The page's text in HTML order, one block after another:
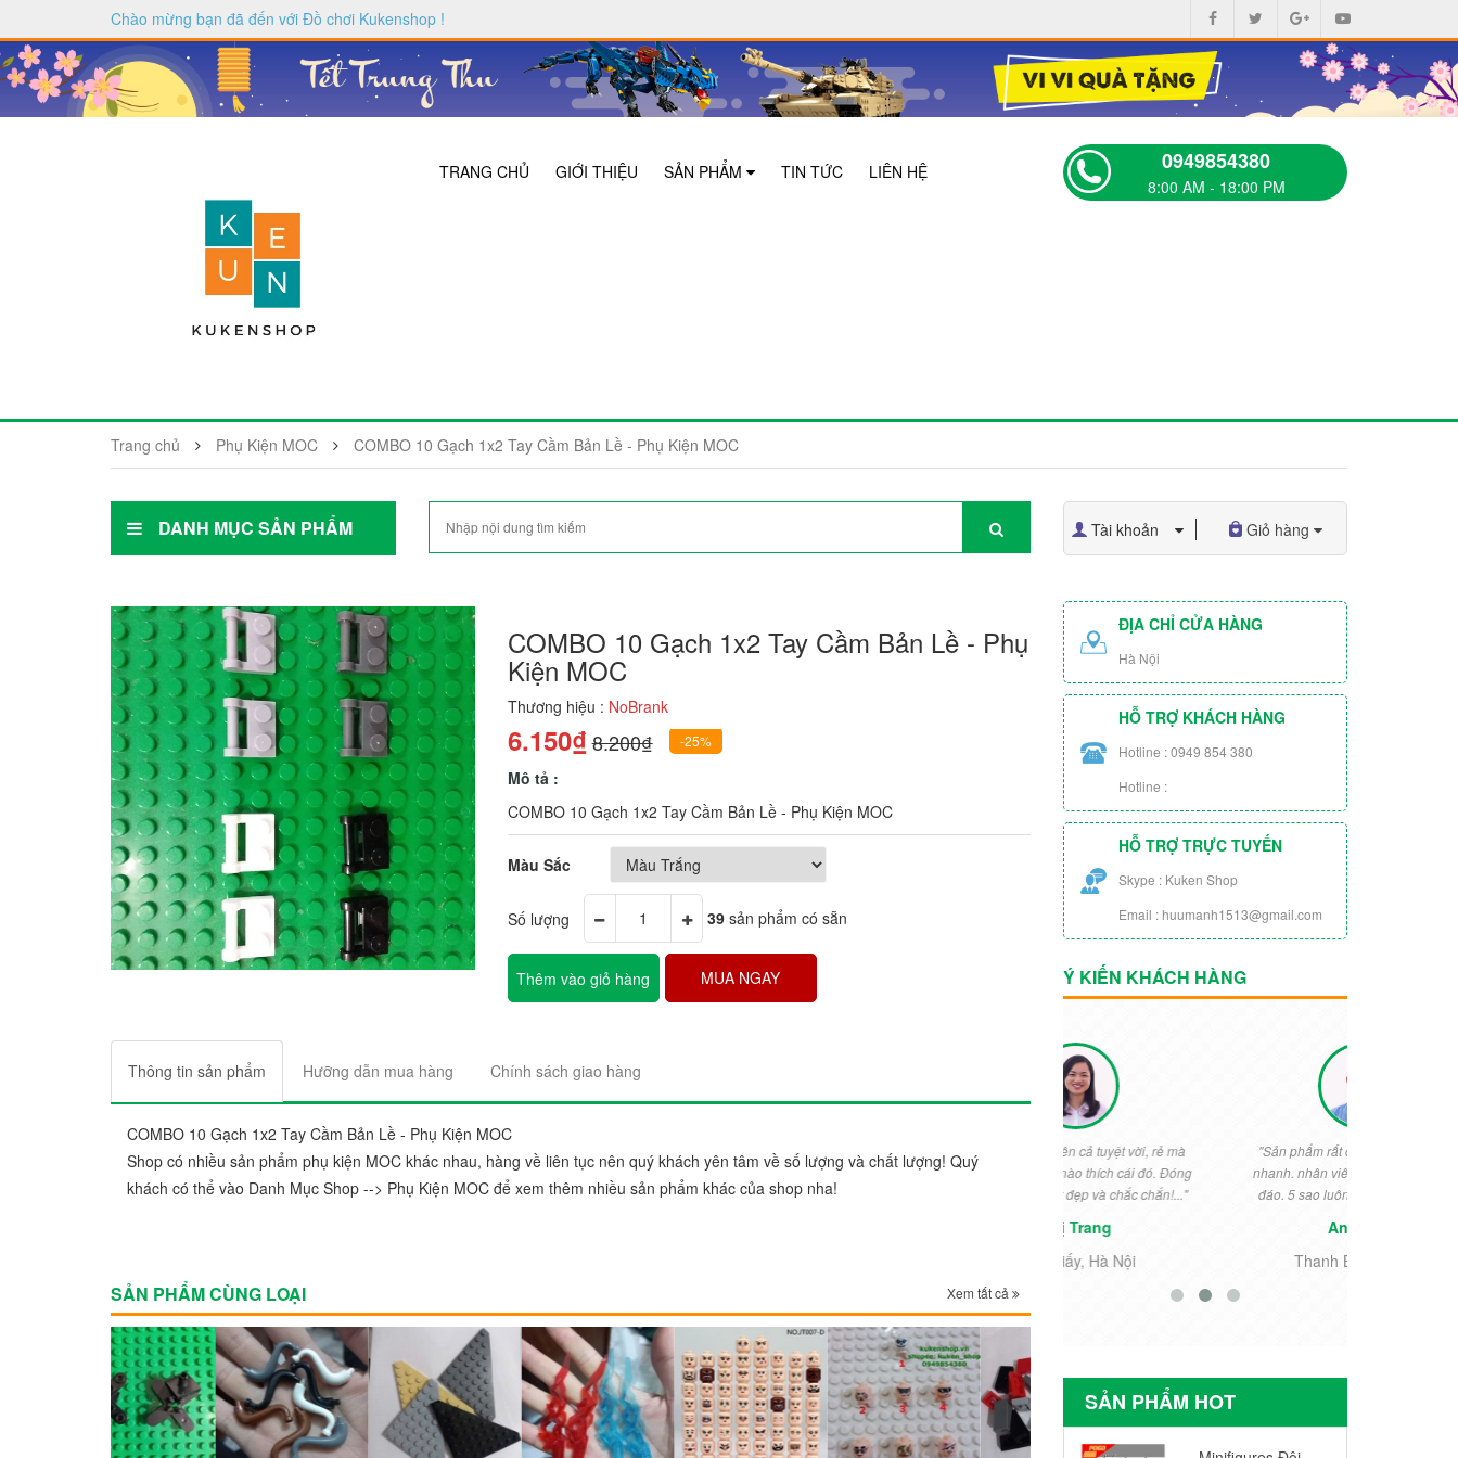
Chào mừng bạn đã đến với Đồ chơi Kukenshop !
TRANG CHỦ GIỚI THIỆU SẢN PHẨM TIN TỨC LIÊN HỆ 0949854380
8:00 AM - 18:00 PM
Trang chủ Phụ Kiện MOC COMBO 10 Gạch 1x2 Tay Cầm Bản Lề - Phụ Kiện MOC
DANH MỤC SẢN PHẨM Tài khoản Giỏ hàng
COMBO 10 Gạch 1x2 Tay Cầm Bản Lề - Phụ
Kiện MOC
Thương hiệu : NoBrank
6.150₫8.200₫ -25%
Mô tả :
COMBO 10 Gạch 1x2 Tay Cầm Bản Lề - Phụ Kiện MOC
Màu Sắc
Số lượng 39sản phẩm có sẵn
Thêm vào giỏ hàng MUA NGAY
Thông tin sản phẩm Hưỡng dẫn mua hàng Chính sách giao hàng
COMBO 10 Gạch 1x2 Tay Cầm Bản Lề - Phụ Kiện MOC
Shop có nhiều sản phẩm phụ kiện MOC khác nhau, hàng về liên tục nên quý khách yên tâm về số lượng và chất lượng! Quý
khách có thể vào Danh Mục Shop --> Phụ Kiện MOC để xem thêm nhiều sản phẩm khác của shop nha!
SẢN PHẨM CÙNG LOẠI Xem tất cả
ĐỊA CHỈ CỬA HÀNG
Hà Nội
HỖ TRỢ KHÁCH HÀNG
Hotline : 0949 854 380
Hotline :
HỖ TRỢ TRỰC TUYẾN
Skype : Kuken Shop
Email : huumanh1513@gmail.com
Ý KIẾN KHÁCH HÀNG
"Sản phẩm thì trên cả tuyệt vời, rẻ mà
đẹp. Ráp lên cái nào thích cái đó. Đóng
gói sản phẩm rất đẹp và chắc chắn!..."
"Sản phẩm rất đẹp. chuyển phát rất
nhanh. nhân viên shop nhiệt tình chu
đáo. 5 sao luôn k phải nói gì nữa..."
SẢN PHẨM HOT